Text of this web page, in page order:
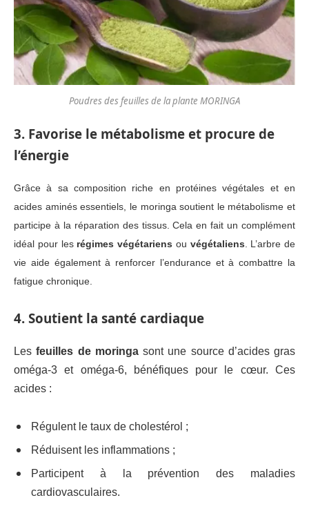
Poudres des feuilles de la plante MORINGA
3. Favorise le métabolisme et procure de
l’énergie
Grâce à sa composition riche en protéines végétales et en
acides aminés essentiels, le moringa soutient le métabolisme et
participe à la réparation des tissus. Cela en fait un complément
idéal pour les régimes végétariens ou végétaliens. L’arbre de
vie aide également à renforcer l’endurance et à combattre la
fatigue chronique.
4. Soutient la santé cardiaque
Lesfeuilles de moringasont une source d’acides gras
oméga-3 et oméga-6, bénéfiques pour le cœur. Ces
acides :
Régulent le taux de cholestérol ;
Réduisent les inflammations ;
Participent à la prévention des maladies
cardiovasculaires.